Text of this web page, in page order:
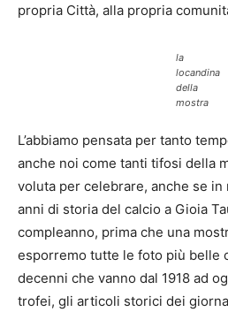
propria Città, alla propria
la
locandina
della
mostra
L’abbiamo pensata per tanto
anche noi come tanti tifosi della
voluta per celebrare, anche se
anni di storia del calcio a Gioia
compleanno, prima che una
esporremo tutte le foto più belle
decenni che vanno dal 1918 ad
trofei, gli articoli storici dei